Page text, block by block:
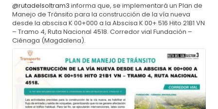
@rutadelsoltram3 informa que, se implementará un Plan de
Manejo de Tránsito para la construcción de la vía nueva
desde la abscisa K 00+000 a la Abscisa K 00+ 516 Hito 21B1 VN
– Tramo 4, Ruta Nacional 4518. Corredor vial Fundación –
Ciénaga (Magdalena).